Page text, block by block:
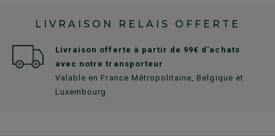
LIVRAISON RELAIS OFFERTE
Livraison offerte à partir de 99€ d'achats
avec notre transporteur
Valable en France Métropolitaine, Belgique et
Luxembourg.